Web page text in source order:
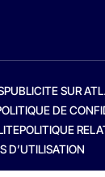
PUBLICITE SUR
DE
POLITIQUE
D’UTILISATION